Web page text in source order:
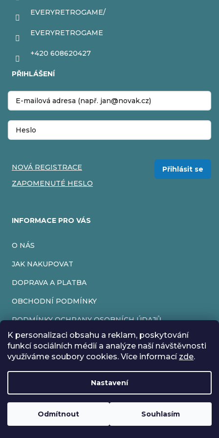
K personalizaci obsahu a reklam, poskytování
funkcí sociálních médií a analýze naší návštěvnosti
využíváme soubory cookies. Více informací zde.
Nastavení
Odmítnout Souhlasím
Rádi bychom vás informovali, že od 17. 7. do 24. 7. včetně
máme z důvodu dovolené zavřeno. Všechny objednávky
budou vyřízeny co nejdříve od 27. 7. :) Přejeme vám krásné
EVERYRETROGAME/
EVERYRETROGAME
+420 608620427
PŘIHLÁŠENÍ
Přihlásit se
NOVÁ REGISTRACE
ZAPOMENUTÉ HESLO
INFORMACE PRO VÁS
O NÁS
JAK NAKUPOVAT
DOPRAVA A PLATBA
OBCHODNÍ PODMÍNKY
PODMÍNKY OCHRANY OSOBNÍCH ÚDAJŮ
VRÁCENÍ ZBOŽÍ
REKLAMACE
Vytvořil Shoptet
Copyright 2026EveryRetroGame. Všechna práva vyhrazena.
Upravit nastavení cookies
Loading